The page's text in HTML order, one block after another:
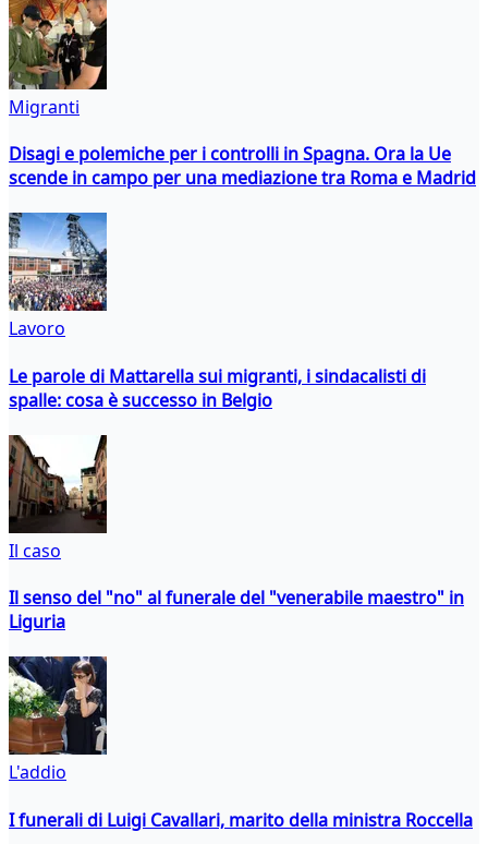
Migranti
Disagi e polemiche per i controlli in Spagna. Ora la Ue
scende in campo per una mediazione tra Roma e Madrid
Lavoro
Le parole di Mattarella sui migranti, i sindacalisti di
spalle: cosa è successo in Belgio
Il caso
Il senso del "no" al funerale del "venerabile maestro" in
Liguria
L'addio
I funerali di Luigi Cavallari, marito della ministra Roccella